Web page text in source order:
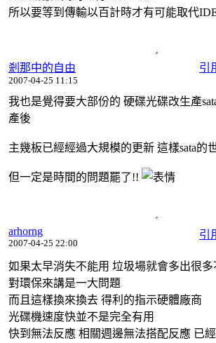
所以要等到傳輸以百計時才有可能取代
引
剎那中的自由
2007-04-25 11:15
我也是覺得要大部份的 硬碟光碟改生產
產後
主幾板已經經過大規模的更新 這樣sata的
但一定是時間的問題罷了!!
引
arhorng
2007-04-25 22:00
如果太早消失不能用 垃圾場就會多出很
對環保來講是一大問題
而且這樣換來換去 得利的指示硬體廠商
光碟機速度快並不是完全有用
快到無法反應 相關週邊無法搭配反應 已